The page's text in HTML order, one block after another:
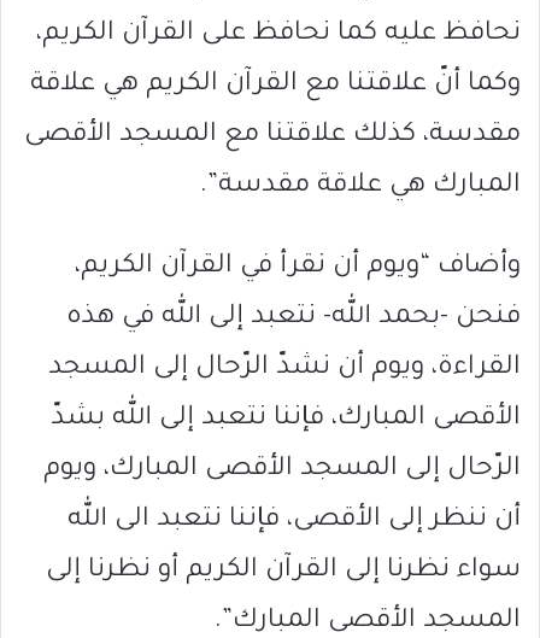
نحافظ عليه كما نحافظ على القرآن الكريم،
وكما أنّ علاقتنا مع القرآن الكريم هي علاقة
مقدسة، كذلك علاقتنا مع المسجد الأقصى
المبارك هي علاقة مقدسة”.
وأضاف “ويوم أن نقرأ في القرآن الكريم،
فنحن -بحمد الله- نتعبد إلى الله في هذه
القراءة، ويوم أن نشدّ الرّحال إلى المسجد
الأقصى المبارك، فإننا نتعبد إلى الله بشدّ
الرّحال إلى المسجد الأقصى المبارك، ويوم
أن ننظر إلى الأقصى، فإننا نتعبد الى الله
سواء نظرنا إلى القرآن الكريم أو نظرنا إلى
المسجد الأقصى المبارك”.